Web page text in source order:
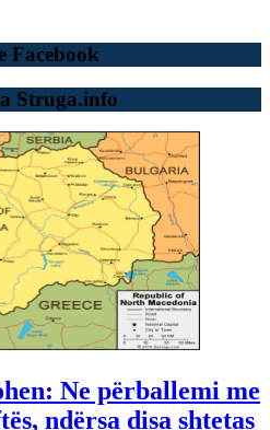
Facebook
Struga.info
Ne përballemi me
ndërsa disa shtetas